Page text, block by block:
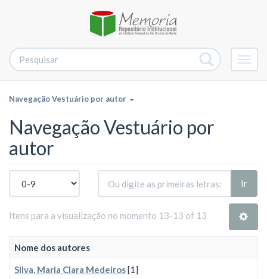
Navegação Vestuário por autor
Navegação Vestuário por
autor
Ir
Itens para a visualização no momento 13-13 of 13
Nome dos autores
Silva, Maria Clara Medeiros[1]